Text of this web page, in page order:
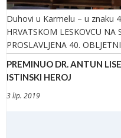
Duhovi u Karmelu – u znaku
HRVATSKOM LESKOVCU NA
PROSLAVLJENA 40.
PREMINUO DR. ANTUN
ISTINSKI HEROJ
3 lip. 2019